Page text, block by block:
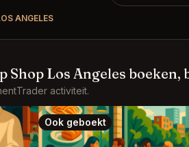
ANGELES
Shop Los Angeles boeken,
activiteit.
Ook geboekt